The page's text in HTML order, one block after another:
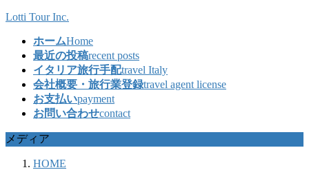
コ
ッ
プ
ナ
移
動
Lotti Tour Inc.
ホームHome
最近の投稿recent posts
イタリア旅行手配travel Italy
会社概要・旅行業登録travel agent license
お支払いpayment
お問い合わせcontact
メディア
HOME